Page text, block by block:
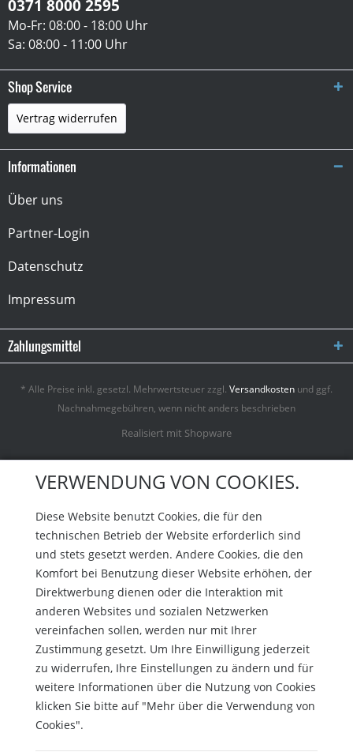
0371 8000 2595
Mo-Fr: 08:00 - 18:00 Uhr
Sa: 08:00 - 11:00 Uhr
Shop Service
Vertrag widerrufen
Informationen
Über uns
Partner-Login
Datenschutz
Impressum
Zahlungsmittel
* Alle Preise inkl. gesetzl. Mehrwertsteuer zzgl. Versandkosten und ggf.
Nachnahmegebühren, wenn nicht anders beschrieben
Realisiert mit Shopware
VERWENDUNG VON COOKIES.
Diese Website benutzt Cookies, die für den
technischen Betrieb der Website erforderlich sind
und stets gesetzt werden. Andere Cookies, die den
Komfort bei Benutzung dieser Website erhöhen, der
Direktwerbung dienen oder die Interaktion mit
anderen Websites und sozialen Netzwerken
vereinfachen sollen, werden nur mit Ihrer
Zustimmung gesetzt. Um Ihre Einwilligung jederzeit
zu widerrufen, Ihre Einstellungen zu ändern und für
weitere Informationen über die Nutzung von Cookies
klicken Sie bitte auf "Mehr über die Verwendung von
Cookies".